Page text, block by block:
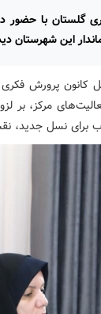
گلستان با حضور
این شهرستان
کانون پرورش فکری
مرکز،
برای نسل جدید،